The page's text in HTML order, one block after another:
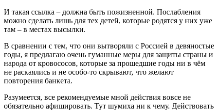
И такая ссылка – должна быть пожизненной. Послабления
можно сделать лишь для тех детей, которые родятся у них уже
там – в местах высылки.
В сравнении с тем, что они вытворяли с Россией в девяностые
годы, я предлагаю очень гуманные меры для защиты страны и
народа от кровососов, которые за прошедшие годы ни в чём
не раскаялись и не особо-то скрывают, что желают
повторения банкета.
Разумеется, все рекомендуемые мной действия вовсе не
обязательно афишировать. Тут шумиха ни к чему. Действовать